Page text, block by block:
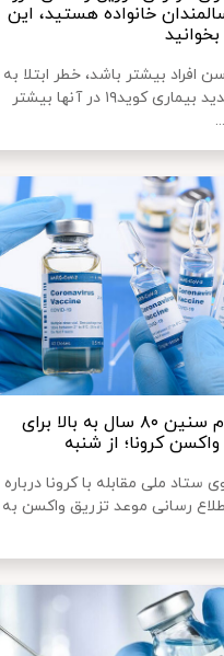
خانواده هستید، این
بخوانید
افراد بیشتر باشد، خطر ابتلا به
نوع شدید بیماری کوید۱۹ در آنها بیشتر
ثبت‌نام سنین ۸۰ سال به بالا برای
کرونا؛ از شنبه
ستاد ملی مقابله با کرونا درباره
رسانی موعد تزریق واکسن به